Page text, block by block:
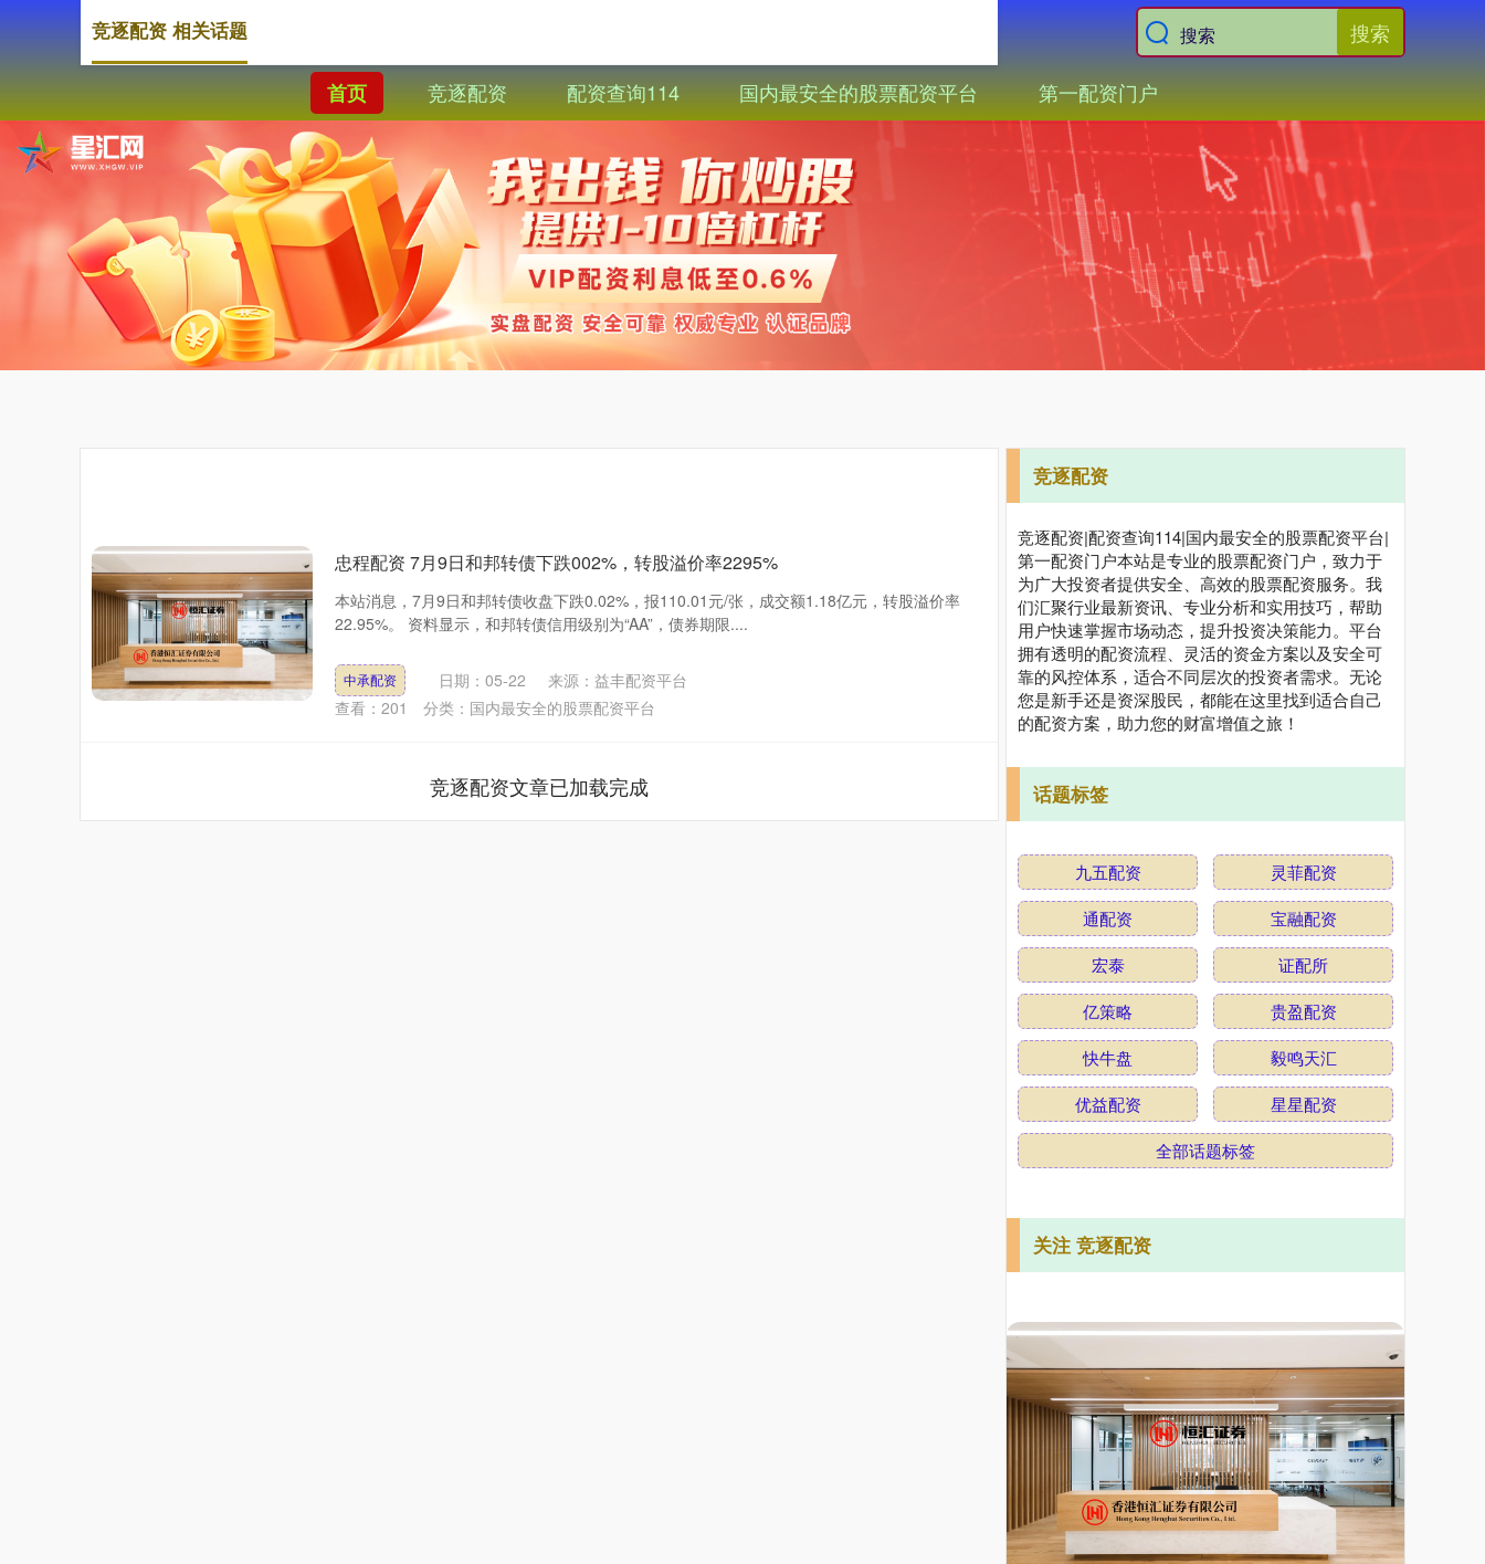
搜索
首页 竞逐配资 配资查询114 国内最安全的股票配资平台 第一配资门户
竞逐配资 相关话题
忠程配资 7月9日和邦转债下跌002%，转股溢价率2295%
本站消息，7月9日和邦转债收盘下跌0.02%，报110.01元/张，成交额1.18亿元，转股溢价率
22.95%。 资料显示，和邦转债信用级别为“AA”，债券期限....
中承配资 日期：05-22
来源：益丰配资平台
查看： 201 分类： 国内最安全的股票配资平台
竞逐配资文章已加载完成
竞逐配资
竞逐配资|配资查询114|国内最安全的股票配资平台|
第一配资门户本站是专业的股票配资门户，致力于
为广大投资者提供安全、高效的股票配资服务。我
们汇聚行业最新资讯、专业分析和实用技巧，帮助
用户快速掌握市场动态，提升投资决策能力。平台
拥有透明的配资流程、灵活的资金方案以及安全可
靠的风控体系，适合不同层次的投资者需求。无论
您是新手还是资深股民，都能在这里找到适合自己
的配资方案，助力您的财富增值之旅！
话题标签
九五配资
灵菲配资
通配资
宝融配资
宏泰
证配所
亿策略
贵盈配资
快牛盘
毅鸣天汇
优益配资
星星配资
全部话题标签
关注 竞逐配资